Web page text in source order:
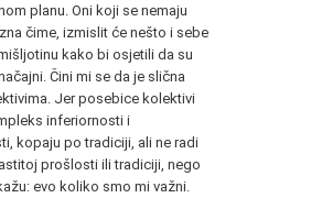
planu. Oni koji se nemaju
čime, izmislit će nešto i sebe
kako bi osjetili da su
Čini mi se da je slična
Jer posebice kolektivi
inferiornosti i
kopaju po tradiciji, ali ne radi
prošlosti ili tradiciji, nego
evo koliko smo mi važni.